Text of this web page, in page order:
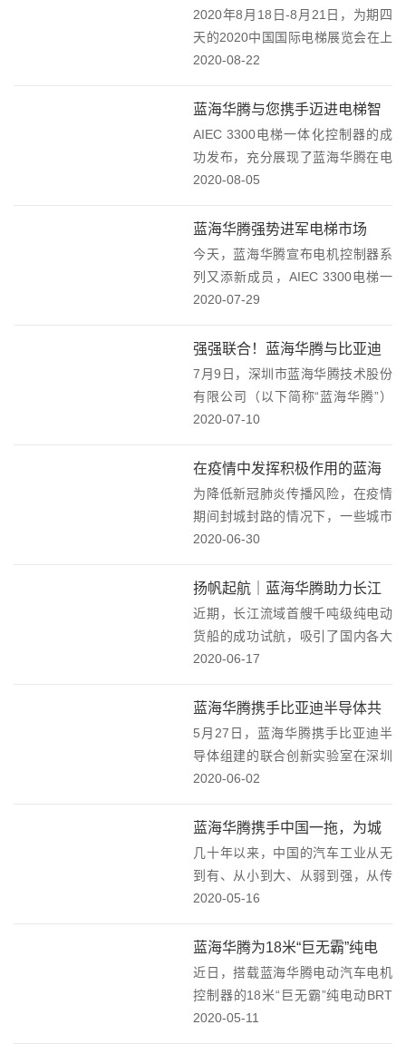
德清研究院中国科学院物联网研究
发展中心深圳市蓝海...
2020年8月18日-8月21日，为期四
天的2020中国国际电梯展览会在上
海落下帷幕。蓝海华腾携多款电梯
件和成熟的解决方案亮相本次盛
会，为现场观众呈现了一场科技盛
宴，受到...
2020-08-22
蓝海华腾与您携手迈进电梯智
能化时代！
AIEC 3300电梯一体化控制器的成
功发布，充分展现了蓝海华腾在电
机控制器领域的强大创新实力和研
始批量使用，技术性能指标达到行
业先进水平。AIEC 3300电梯一体
化控...
2020-08-05
蓝海华腾强势进军电梯市场
今天，蓝海华腾宣布电机控制器系
列又添新成员，AIEC 3300电梯一
体化控制器产品正式发布。搭载自
足普通客梯、别墅梯、货梯及观光
梯等电梯行业的应用需求。该产品
凝聚了蓝海华...
2020-07-29
强强联合！蓝海华腾与比亚迪
电池达成战略合作协议
7月9日，深圳市蓝海华腾技术股份
有限公司（以下简称“蓝海华腾”）
与惠州比亚迪电池有限公司（以下
框架协议签约仪式，在深圳市光明
区隆重举行。蓝海华腾董事长、总
经理邱文渊先生...
2020-07-10
在疫情中发挥积极作用的蓝海
华腾控制器！
为降低新冠肺炎传播风险，在疫情
期间封城封路的情况下，一些城市
大范围进行沿街喷洒消杀工作。其
器的高效抑尘车（喷雾车，俗称雾
炮车），在这次肺炎疫情“前线”发
挥了积极的作用，为...
2020-06-30
扬帆起航｜蓝海华腾助力长江
流域首艘千吨级纯电动货船成
功试航！
近期，长江流域首艘千吨级纯电动
货船的成功试航，吸引了国内各大
主流媒体纷纷报道。该船搭载了蓝
航，标志着长江流域货运船舶正式
开启清洁能源时代。船舶纯电动化
面临复杂环境的挑战，对...
2020-06-17
蓝海华腾携手比亚迪半导体共
建“联合创新实验室”！
5月27日，蓝海华腾携手比亚迪半
导体组建的联合创新实验室在深圳
光明揭牌。双方公司领导徐学海先
对联合创新实验室的建设以及产品
发展规划展开探讨交流。企业双方
以联合创新实验室揭...
2020-06-02
蓝海华腾携手中国一拖，为城
市环卫事业绿色发展做贡献！
几十年以来，中国的汽车工业从无
到有、从小到大、从弱到强，从传
统燃油汽车大国发展为电动汽车强
卫车早已成为了汽车电动化的重要
领域。搭载蓝海华腾电动汽车电机
控制器的“东方红”纯...
2020-05-16
蓝海华腾为18米“巨无霸”纯电
动BRT喝彩！
近日，搭载蓝海华腾电动汽车电机
控制器的18米“巨无霸”纯电动BRT
批量行驶在某沿海城市街头，在兼
2020-05-11